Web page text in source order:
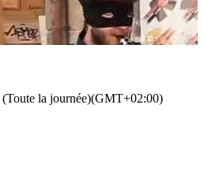
(Toute la journée)(GMT+02:00)